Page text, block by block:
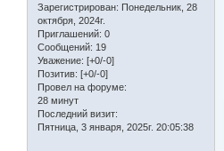
Зарегистрирован: Понедельник, 28
октября, 2024г.
Приглашений: 0
Сообщений: 19
Уважение: [+0/-0]
Позитив: [+0/-0]
Провел на форуме:
28 минут
Последний визит:
Пятница, 3 января, 2025г. 20:05:38